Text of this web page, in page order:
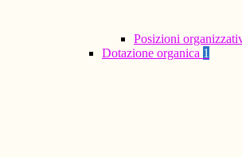
Posizioni
Dotazione organica 1